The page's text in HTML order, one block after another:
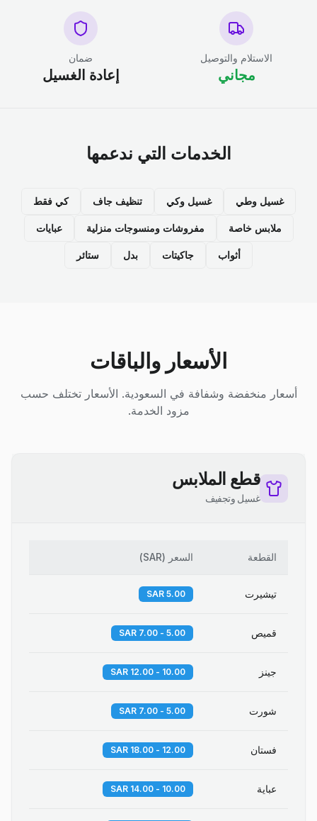
الاستلام والتوصيل
مجاني
ضمان
إعادة الغسيل
الخدمات التي ندعمها
غسيل وطي غسيل وكي تنظيف جاف كي فقط
ملابس خاصة مفروشات ومنسوجات منزلية عبايات
أثواب جاكيتات بدل ستائر
الأسعار والباقات
أسعار منخفضة وشفافة في السعودية. الأسعار تختلف حسب
مزود الخدمة.
قطع الملابس
غسيل وتجفيف
القطعة السعر (
SAR
)
تيشيرت 5.00 SAR
قميص 5.00 - 7.00 SAR
جينز 10.00 - 12.00 SAR
شورت 5.00 - 7.00 SAR
فستان 12.00 - 18.00 SAR
عباية 10.00 - 14.00 SAR